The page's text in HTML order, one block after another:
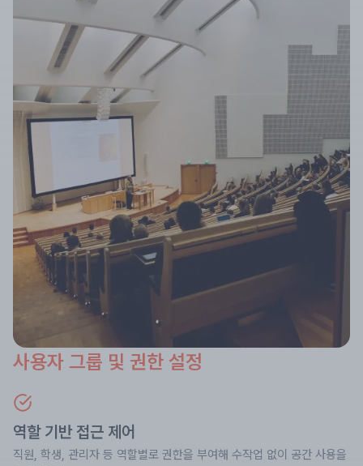
사용자 그룹 및 권한 설정
역할 기반 접근 제어
직원, 학생, 관리자 등 역할별로 권한을 부여해 수작업 없이 공간 사용을